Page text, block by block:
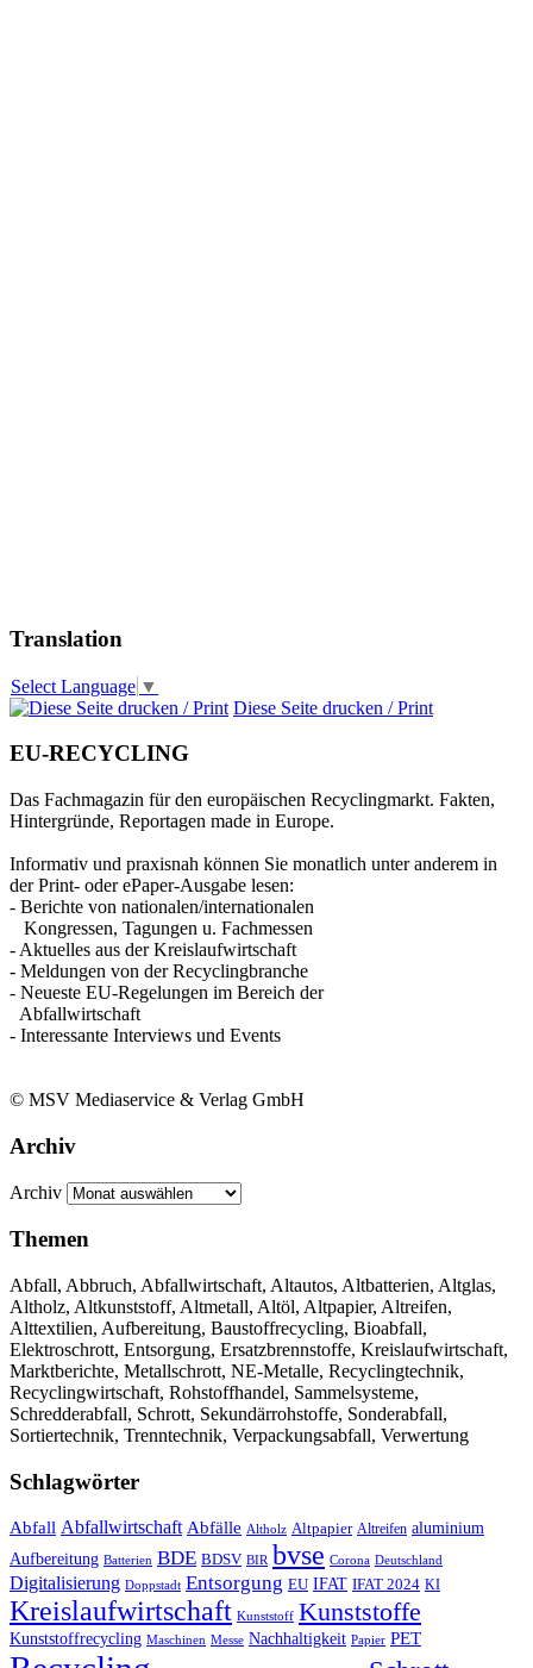
Translation
Select Language ▼
Diese Seite drucken / Print
EU-RECYCLING
Das Fachmagazin für den europäischen Recyclingmarkt. Fakten,
Hintergründe, Reportagen made in Europe.
Informativ und praxisnah können Sie monatlich unter anderem in
der Print- oder ePaper-Ausgabe lesen:
- Berichte von nationalen/internationalen
Kongressen, Tagungen u. Fachmessen
- Aktuelles aus der Kreislaufwirtschaft
- Meldungen von der Recyclingbranche
- Neueste EU-Regelungen im Bereich der
Abfallwirtschaft
- Interessante Interviews und Events
© MSV Mediaservice & Verlag GmbH
Archiv
Archiv
Themen
Abfall, Abbruch, Abfallwirtschaft, Altautos, Altbatterien, Altglas,
Altholz, Altkunststoff, Altmetall, Altöl, Altpapier, Altreifen,
Alttextilien, Aufbereitung, Baustoffrecycling, Bioabfall,
Elektroschrott, Entsorgung, Ersatzbrennstoffe, Kreislaufwirtschaft,
Marktberichte, Metallschrott, NE-Metalle, Recyclingtechnik,
Recyclingwirtschaft, Rohstoffhandel, Sammelsysteme,
Schredderabfall, Schrott, Sekundärrohstoffe, Sonderabfall,
Sortiertechnik, Trenntechnik, Verpackungsabfall, Verwertung
Schlagwörter
Abfall Abfallwirtschaft Abfälle Altholz Altpapier Altreifen aluminium
Aufbereitung Batterien BDE BDSV BIR bvse Corona Deutschland
Digitalisierung Doppstadt Entsorgung EU IFAT IFAT 2024 KI
Kreislaufwirtschaft Kunststoff Kunststoffe
Kunststoffrecycling Maschinen Messe Nachhaltigkeit Papier PET